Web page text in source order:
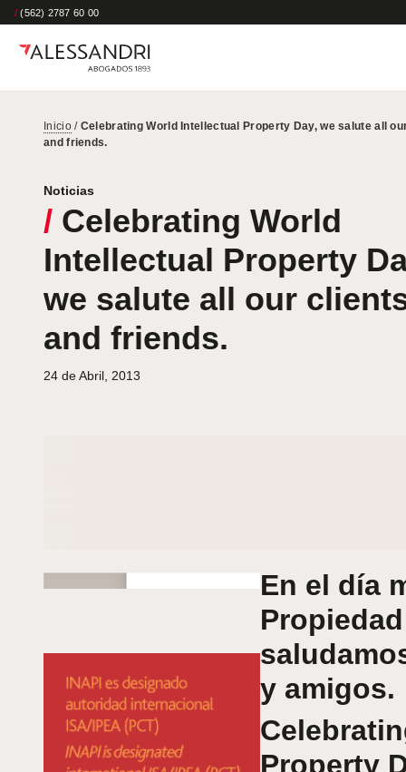
/ (562) 2787 60 00
Inicio/ Celebrating World Intellectual Property Day, we salute all
and friends.
Noticias
/ Celebrating World
Intellectual Property
we salute all our
and friends.
24 de Abril, 2013
En el día
y amigos.
Property